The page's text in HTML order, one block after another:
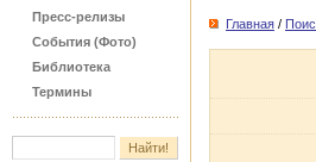
Пресс-релизы
События (Фото)
Библиотека
Термины
Главная /